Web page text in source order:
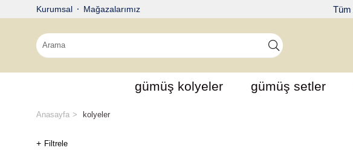
Kurumsal Mağazalarımız Tüm
gümüş kolyeler gümüş setler
Anasayfa kolyeler
Filtrele